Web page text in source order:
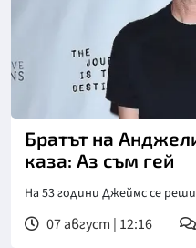
Братът на
каза: Аз съм гей
На 53 години Джеймс се
07 август | 12:16